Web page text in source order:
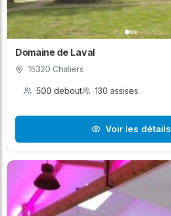
Domaine de Laval
15320 Chaliers
500 debout 130 assises
Voir les détails